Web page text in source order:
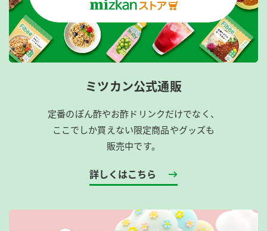
ミツカン公式通販
定番のぽん酢やお酢ドリンクだけでなく、
ここでしか買えない限定商品やグッズも
販売中です。
詳しくはこちら